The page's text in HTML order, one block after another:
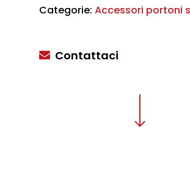
Categorie: Accessori portoni
Contattaci